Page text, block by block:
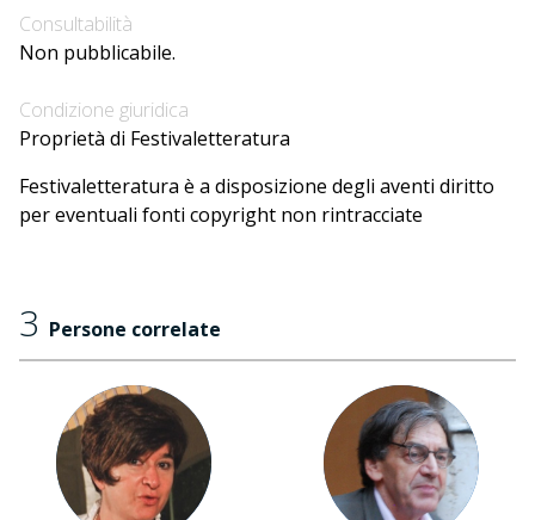
Consultabilità
Non pubblicabile.
Condizione giuridica
Proprietà di Festivaletteratura
Festivaletteratura è a disposizione degli aventi diritto
per eventuali fonti copyright non rintracciate
3 Persone correlate